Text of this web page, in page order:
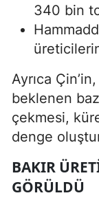
340 bin
üreticilerin
Ayrıca
beklenen
çekmesi,
denge
BAKIR
GÖRÜLDÜ